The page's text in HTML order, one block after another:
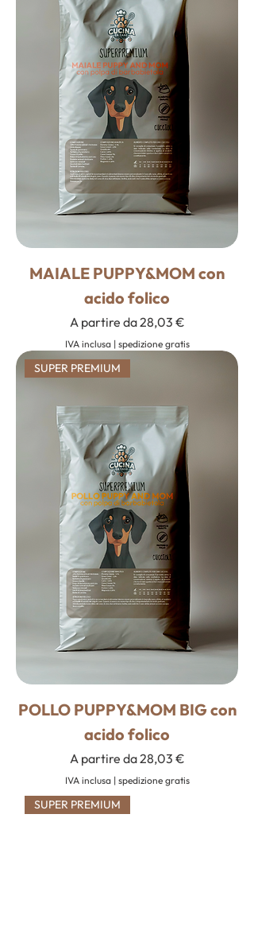
MAIALE PUPPY&MOM con
acido folico
A partire da28,03 €
Prezzo scontato
IVA inclusa| spedizione gratis
SUPER PREMIUM
POLLO PUPPY&MOM BIG con
acido folico
A partire da28,03 €
Prezzo scontato
IVA inclusa| spedizione gratis
SUPER PREMIUM